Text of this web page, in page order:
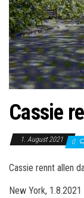
Cassie
1. August 2021 0
Cassie rennt allen
New York, 1.8.2021